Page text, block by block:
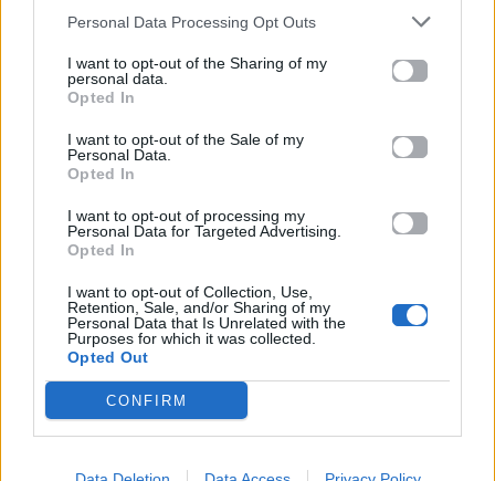
Personal Data Processing Opt Outs
I want to opt-out of the Sharing of my
personal data.
Opted In
I want to opt-out of the Sale of my
Personal Data.
Opted In
I want to opt-out of processing my
Personal Data for Targeted Advertising.
Opted In
I want to opt-out of Collection, Use,
Retention, Sale, and/or Sharing of my
Personal Data that Is Unrelated with the
Purposes for which it was collected.
Opted Out
CONFIRM
Charts
MAD Greekζ TOP 10 (06.02 – 12.02)
18.02.2017
rain» (βίντεο)